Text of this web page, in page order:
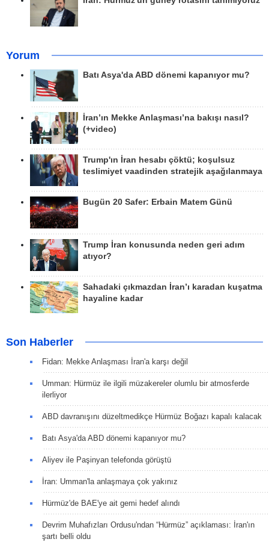
Yorum
Batı Asya'da ABD dönemi kapanıyor mu?
İran’ın Mekke Anlaşması’na bakışı nasıl?
(+video)
Trump'ın İran hesabı çöktü; koşulsuz
teslimiyet vaadinden stratejik aşağılanmaya
Bugün 20 Safer: Erbain Matem Günü
Trump İran konusunda neden geri adım
atıyor?
Sahadaki çıkmazdan İran’ı karadan kuşatma
hayaline kadar
Son Haberler
Fidan: Mekke Anlaşması İran'a karşı değil
Umman: Hürmüz ile ilgili müzakereler olumlu bir atmosferde
ilerliyor
ABD davranışını düzeltmedikçe Hürmüz Boğazı kapalı kalacak
Batı Asya'da ABD dönemi kapanıyor mu?
Aliyev ile Paşinyan telefonda görüştü
İran: Umman'la anlaşmaya çok yakınız
Hürmüz'de BAE'ye ait gemi hedef alındı
Devrim Muhafızları Ordusu'ndan “Hürmüz” açıklaması: İran'ın
şartı belli oldu